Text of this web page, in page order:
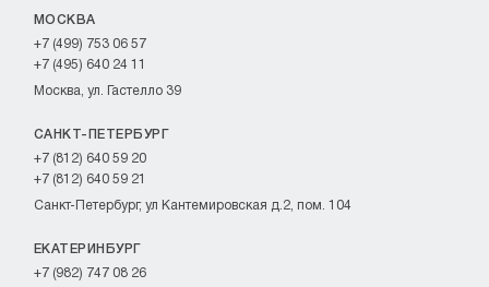
МОСКВА
+7 (499) 753 06 57
+7 (495) 640 24 11
Москва, ул. Гастелло 39
САНКТ-ПЕТЕРБУРГ
+7 (812) 640 59 20
+7 (812) 640 59 21
Санкт-Петербург, ул Кантемировская д.2, пом. 104
ЕКАТЕРИНБУРГ
+7 (982) 747 08 26